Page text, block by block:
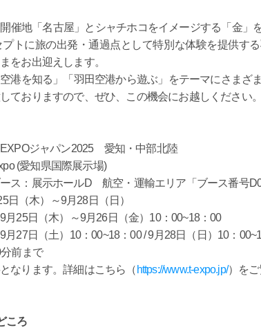
催地「名古屋」とシャチホコをイメージする「金」
プトに旅の出発・通過点として特別な体験を提供す
をお出迎えします。
港を知る」「羽田空港から遊ぶ」をテーマにさまざ
ておりますので、ぜひ、この機会にお越しください。
ジャパン2025 愛知・中部北陸
(愛知県国際展示場)
示ホールD 航空・運輸エリア「ブース番号
日（木）～9月28日（日）
（木）～9月26日（金）10：00~18：00
土）10：00~18：00 / 9月28日（日）10：
前まで
なります。詳細はこちら（ https://www.t-expo.jp/）をご
ころ